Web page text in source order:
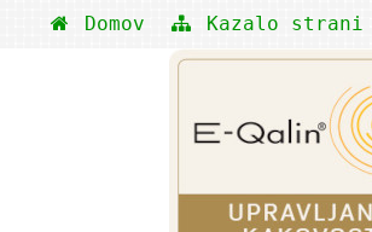
Domov Kazalo strani